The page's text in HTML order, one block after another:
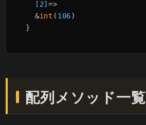
[2]=>
  &
int ( 106)
}
配列メソッド一覧